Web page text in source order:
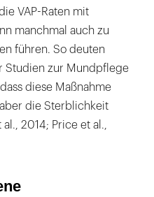
VAP-Raten mit
manchmal auch zu
führen. So deuten
Studien zur Mundpflege
diese Maßnahme
die Sterblichkeit
2014; Price et al.,